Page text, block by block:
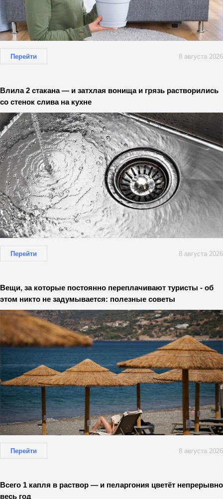
Перейти 8 августа 2026
Влила 2 стакана — и затхлая вонища и грязь растворились
со стенок слива на кухне
Перейти 8 августа 2026
Вещи, за которые постоянно переплачивают туристы - об
этом никто не задумывается: полезные советы
Перейти 8 августа 2026
Всего 1 капля в раствор — и пеларгония цветёт непрерывно
весь год